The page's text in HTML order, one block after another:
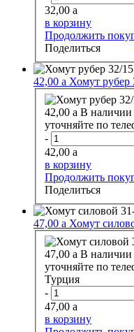
32,00 a
в корзину
Продолжить
Поделиться
42,00 a Хомут рубер
42,00 a В наличии
уточняйте по
-
42,00 a
в корзину
Продолжить
Поделиться
47,00 a Хомут
47,00 a В наличии
уточняйте по
Турция
-
47,00 a
в корзину